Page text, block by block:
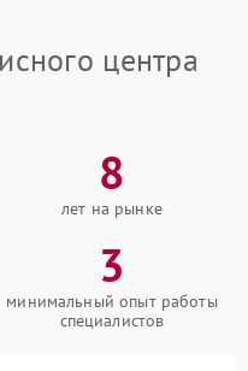
центра
8
лет на рынке
3
минимальный опыт работы
специалистов